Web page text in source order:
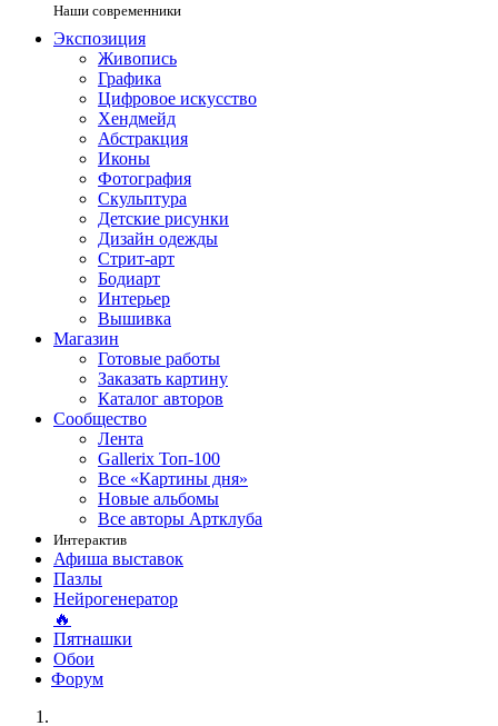
Наши современники
Экспозиция
Живопись
Графика
Цифровое искусство
Хендмейд
Абстракция
Иконы
Фотография
Скульптура
Детские рисунки
Дизайн одежды
Стрит-арт
Бодиарт
Интерьер
Вышивка
Магазин
Готовые работы
Заказать картину
Каталог авторов
Сообщество
Лента
Gallerix Топ-100
Все «Картины дня»
Новые альбомы
Все авторы Артклуба
Интерактив
Афиша выставок
Пазлы
Нейрогенератор
🔥
Пятнашки
Обои
Форум